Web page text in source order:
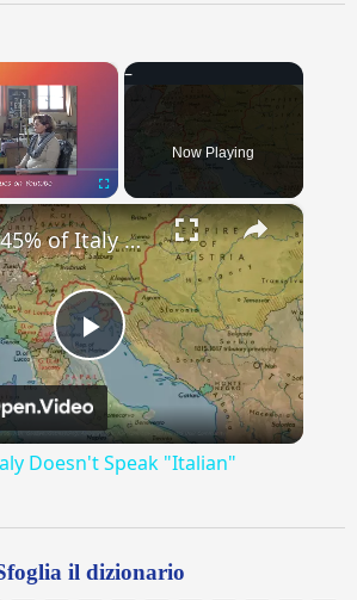
×
Fullscreen
Now Playing
×
Play
Video
Why 45% of Italy Doesn't Speak "Italian"
Doesn't Speak "Italian"
il dizionario